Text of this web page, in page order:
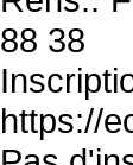
88 38
https://